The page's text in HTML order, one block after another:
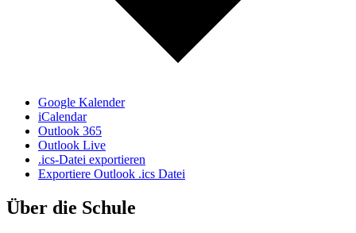
Google Kalender
iCalendar
Outlook 365
Outlook Live
.ics-Datei exportieren
Exportiere Outlook .ics Datei
Über die Schule